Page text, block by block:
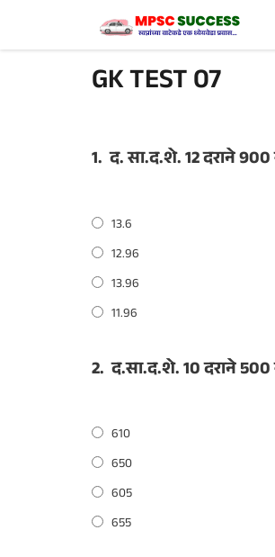
GK TEST 07
1. द. सा.द.शे. 12 दराने
13.6
12.96
13.96
11.96
2. द.सा.द.शे. 10 दराने 500
610
650
605
655